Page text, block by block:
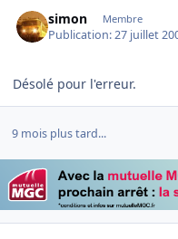
simon Membre
Publication:27 juillet
Désolé pour l'erreur.
9 mois plus tard...